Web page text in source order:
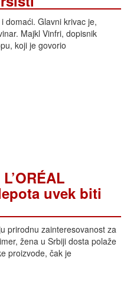
domaći. Glavni krivac je,
Majkl Vinfri, dopisnik
koji je govorio
uvek biti
prirodnu zainteresovanost za
žena u Srbiji dosta polaže
proizvode, čak je